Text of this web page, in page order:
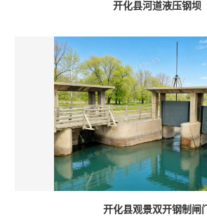
开化县河道液压钢坝
开化县观景双开钢制闸门